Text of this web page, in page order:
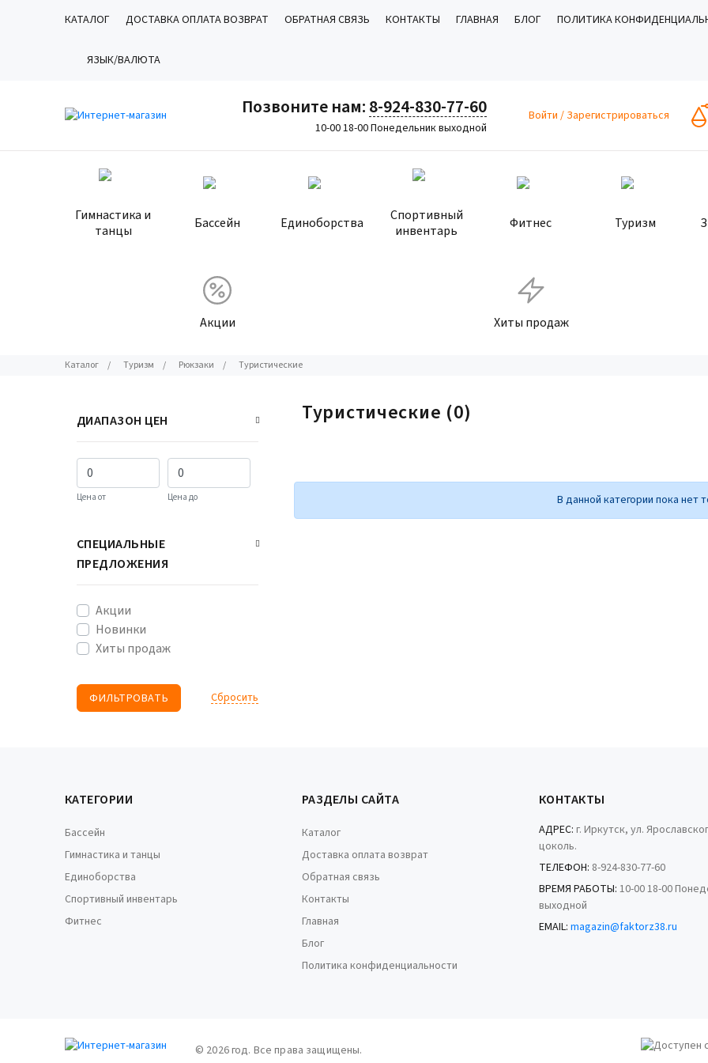
КАТАЛОГ ДОСТАВКА ОПЛАТА ВОЗВРАТ ОБРАТНАЯ СВЯЗЬ КОНТАКТЫ ГЛАВНАЯ БЛОГ ПОЛИТИКА
ЯЗЫК/ВАЛЮТА
Позвоните нам:8-924-830-77-60
10-00 18-00 Понедельник выходной
Войти / Зарегистрироваться
Гимнастика и
танцы
Бассейн Единоборства
Спортивный
инвентарь
Фитнес Туризм
Акции Хиты продаж
Каталог / Туризм / Рюкзаки / Туристические
ДИАПАЗОН ЦЕН
Цена от Цена до
СПЕЦИАЛЬНЫЕ
ПРЕДЛОЖЕНИЯ
Акции
Новинки
Хиты продаж
Cбросить
Туристические (0)
В данной категории пока нет
КАТЕГОРИИ
Бассейн
Гимнастика и танцы
Единоборства
Спортивный инвентарь
Фитнес
РАЗДЕЛЫ САЙТА
Каталог
Доставка оплата возврат
Обратная связь
Контакты
Главная
Блог
Политика конфиденциальности
КОНТАКТЫ
АДРЕС: г. Иркутск, ул.
цоколь.
ТЕЛЕФОН: 8-924-830-77-60
ВРЕМЯ РАБОТЫ: 10-00 18-00
выходной
EMAIL: magazin@faktorz38.ru
© 2026 год. Все права защищены.